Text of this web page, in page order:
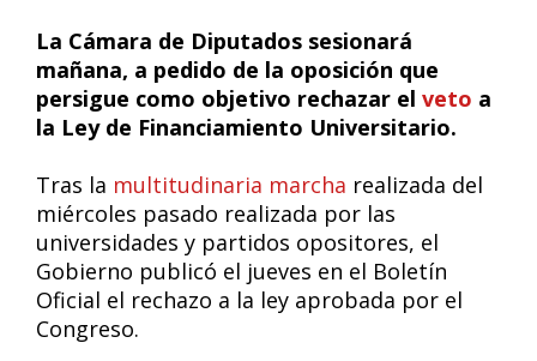
La Cámara de Diputados sesionará
mañana, a pedido de la oposición que
persigue como objetivo rechazar el veto a
la Ley de Financiamiento Universitario.
Tras la multitudinaria marcha realizada del
miércoles pasado realizada por las
universidades y partidos opositores, el
Gobierno publicó el jueves en el Boletín
Oficial el rechazo a la ley aprobada por el
Congreso.